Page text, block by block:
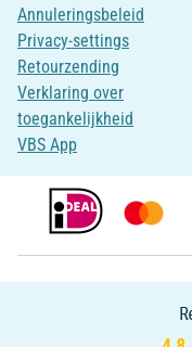
Annuleringsbeleid
Privacy-settings
Retourzending
Verklaring over
toegankelijkheid
VBS App